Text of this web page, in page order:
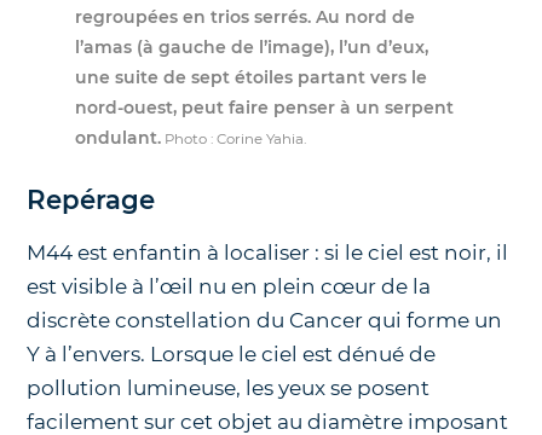
regroupées en trios serrés. Au nord de
l’amas (à gauche de l’image), l’un d’eux,
une suite de sept étoiles partant vers le
nord-ouest, peut faire penser à un serpent
ondulant. Photo : Corine Yahia.
Repérage
M44 est enfantin à localiser : si le ciel est noir, il
est visible à l’œil nu en plein cœur de la
discrète constellation du Cancer qui forme un
Y à l’envers. Lorsque le ciel est dénué de
pollution lumineuse, les yeux se posent
facilement sur cet objet au diamètre imposant